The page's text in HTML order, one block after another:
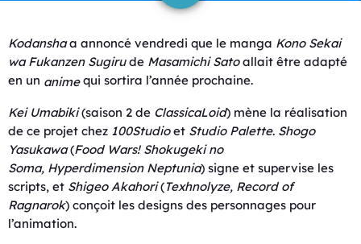
Kodanshaa annoncé vendredi que le manga Kono Sekai
wa Fukanzen Sugirude Masamichi Satoallait être adapté
en un animequi sortira l’année prochaine.
Kei Umabiki(saison 2 de ClassicaLoid) mène la réalisation
de ce projet chez 100Studioet Studio Palette. Shogo
Yasukawa(Food Wars! Shokugeki no
Soma, Hyperdimension Neptunia) signe et supervise les
scripts, et Shigeo Akahori(Texhnolyze, Record of
Ragnarok) conçoit les designs des personnages pour
l’animation.